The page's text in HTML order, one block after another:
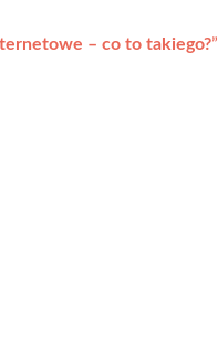
– co to takiego?”